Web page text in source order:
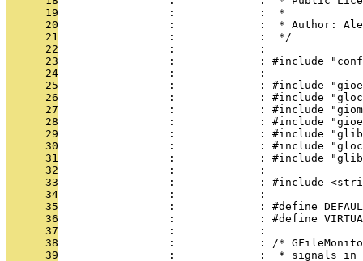
      19
                 :             :  *
      20
:             :  * Author:
      21
                 :             :  */
      22
                 :             :
      23
:             : #include
      24
                 :             :
      25
:             : #include
      26
:             : #include
      27
:             : #include
      28
:             : #include
      29
:             : #include
      30
:             : #include
      31
:             : #include
      32
                 :             :
      33
:             : #include
      34
                 :             :
      35
:             : #define
      36
:             : #define
      37
                 :             :
      38
:             : /*
      39
:             :  * signals